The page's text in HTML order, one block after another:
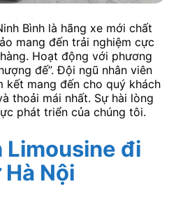
Bình là hãng xe mới chất
mang đến trải nghiệm cực
Hoạt động với phương
đế”. Đội ngũ nhân viên
kết mang đến cho quý khách
thoải mái nhất. Sự hài lòng
phát triển của chúng tôi.
Limousine đi
Nội